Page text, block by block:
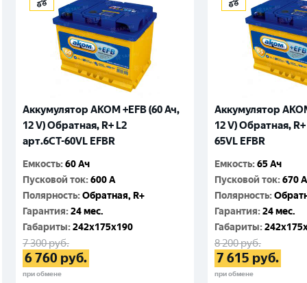
Аккумулятор AKOM +EFB (60 Ач,
12 V) Обратная, R+ L2
арт.6CТ-60VL EFBR
Емкость:60 Ач
Пусковой ток:600 A
Полярность:Обратная, R+
Гарантия:24 мес.
Габариты:242x175x190
7 300руб.
6 760 руб.
при обмене
Аккумулятор
12 V) Обратная,
65VL EFBR
Емкость:65 Ач
Пусковой ток:670 A
Полярность:
Гарантия:24 мес.
Габариты:
8 200руб.
7 615 руб.
при обмене